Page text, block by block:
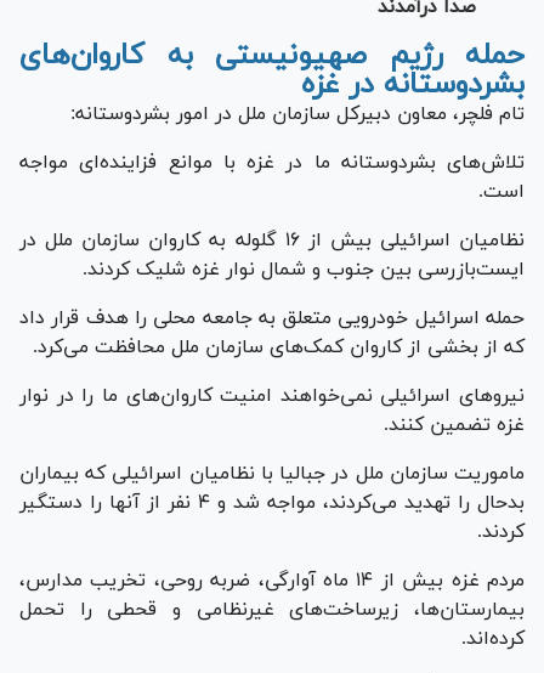
صدا درآمدند
حمله رژیم صهیونیستی به کاروان‌های
بشردوستانه در غزه
تام فلچر، معاون دبیرکل سازمان ملل در امور بشردوستانه:
تلاش‌های بشردوستانه ما در غزه با موانع فزاینده‌ای مواجه
است.
نظامیان اسرائیلی بیش از ۱۶ گلوله به کاروان سازمان ملل در
ایست‌بازرسی بین جنوب و شمال نوار غزه شلیک کردند.
حمله اسرائیل خودرویی متعلق به جامعه محلی را هدف قرار داد
که از بخشی از کاروان کمک‌های سازمان ملل محافظت می‌کرد.
نیرو‌های اسرائیلی نمی‌خواهند امنیت کاروان‌های ما را در نوار
غزه تضمین کنند.
ماموریت سازمان ملل در جبالیا با نظامیان اسرائیلی که بیماران
بدحال را تهدید می‌کردند، مواجه شد و ۴ نفر از آنها را دستگیر
کردند.
مردم غزه بیش از ۱۴ ماه آوارگی، ضربه روحی، تخریب مدارس،
بیمارستان‌ها، زیرساخت‌های غیرنظامی و قحطی را تحمل
کرده‌اند.